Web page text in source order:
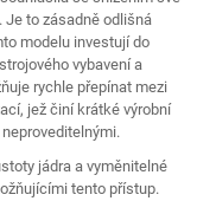
Je to zásadně odlišná
modelu investují do
vybavení a
rychle přepínat mezi
jež činí krátké výrobní
jádra a vyměnitelné
tento přístup.